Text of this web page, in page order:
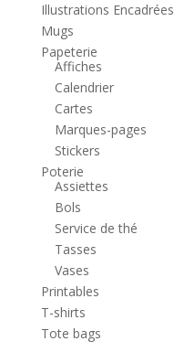
Illustrations Encadrées
Mugs
Papeterie
Affiches
Calendrier
Cartes
Marques-pages
Stickers
Poterie
Assiettes
Bols
Service de thé
Tasses
Vases
Printables
T-shirts
Tote bags